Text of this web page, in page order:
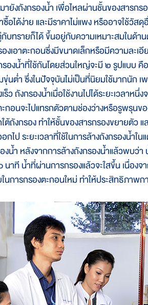
งกรองน้ำ เพื่อไหลผ่านชั้นของสารกรอ
ได้ง่าย และมีราคาไม่แพง หรืออาจใช้วัส
บทรายก็ได้ ขึ้นอยู่กับความเหมาะสมในด้
เอาตะกอนซึ่งมีขนาดเล็กหรือมีความละเ
องน้ำที่ใช้กันโดยส่วนใหญ่จะมี ๒ รูปแบบ คื
ตํ่า ซึ่งในปัจจุบันไม่เป็นที่นิยมใช้มากนัก เ
ว ถังกรองน้ำเมื่อใช้งานไปได้ระยะเวลาหนึ่
อนจะไปแทรกตัวตามช่องว่างหรือรูพรุนข
งกรอง ทำให้ชั้นของสารกรองขยายตัว แ
ป ระยะเวลาที่ใช้ในการล้างถังกรองน้ำใ
น้ำ หลังจากการล้างถังกรองนํ้าแล้วพบว่า
ที น้ำที่ผ่านการกรองแล้วจะใสขึ้น เนื่องจ
นการกรองตะกอนใหม่ ทำให้ประสิทธิภาพ